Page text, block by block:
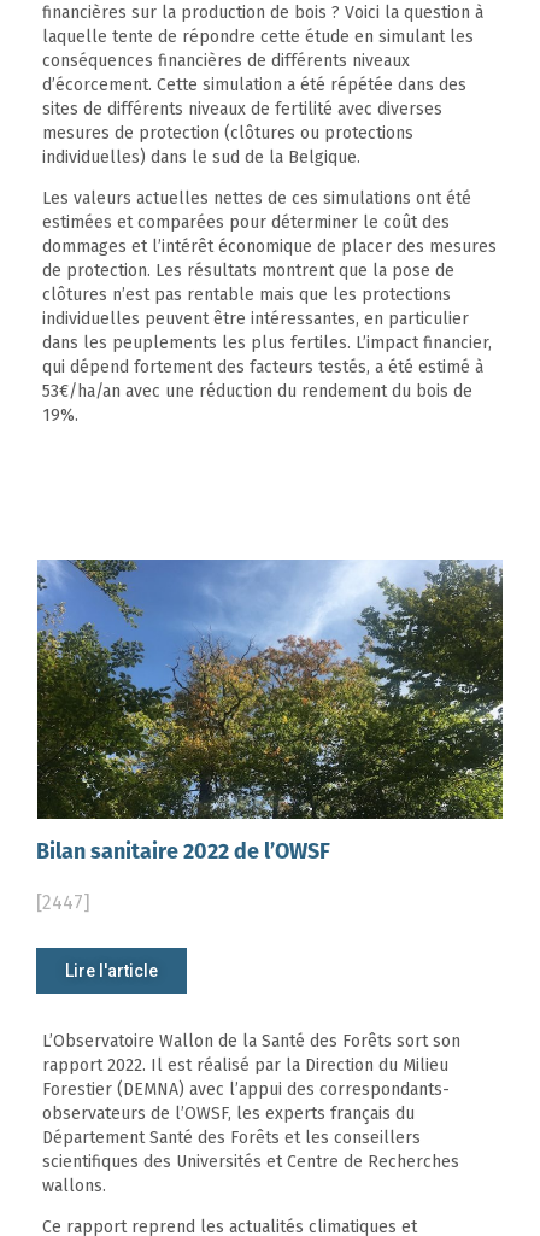
financières sur la production de bois ? Voici la question à
laquelle tente de répondre cette étude en simulant les
conséquences financières de différents niveaux
d’écorcement. Cette simulation a été répétée dans des
sites de différents niveaux de fertilité avec diverses
mesures de protection (clôtures ou protections
individuelles) dans le sud de la Belgique.
Les valeurs actuelles nettes de ces simulations ont été
estimées et comparées pour déterminer le coût des
dommages et l’intérêt économique de placer des mesures
de protection. Les résultats montrent que la pose de
clôtures n’est pas rentable mais que les protections
individuelles peuvent être intéressantes, en particulier
dans les peuplements les plus fertiles. L’impact financier,
qui dépend fortement des facteurs testés, a été estimé à
53€/ha/an avec une réduction du rendement du bois de
19%.
Bilan sanitaire 2022 de l’OWSF
[2447]
Lire l'article
L’Observatoire Wallon de la Santé des Forêts sort son
rapport 2022. Il est réalisé par la Direction du Milieu
Forestier (DEMNA) avec l’appui des correspondants-
observateurs de l’OWSF, les experts français du
Département Santé des Forêts et les conseillers
scientifiques des Universités et Centre de Recherches
wallons.
Ce rapport reprend les actualités climatiques et